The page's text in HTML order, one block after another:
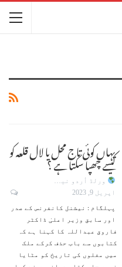
یہاں کوئی تاج محل یا لال قلعہ کو
کیسے چھپا سکتا ہے ؟
ورلڈ اُردو نیوز
اپریل 9, 2023
پہلگام : نیشنل کانفرنس کے صدر
اور سابق وزیر اعلیٰ ڈاکٹر
فاروق عبداللہ کا کہنا ہے کہ
کتابوں سے باب حذف کرکے ملک
میں مغلوں کی تاریخ کو مٹایا